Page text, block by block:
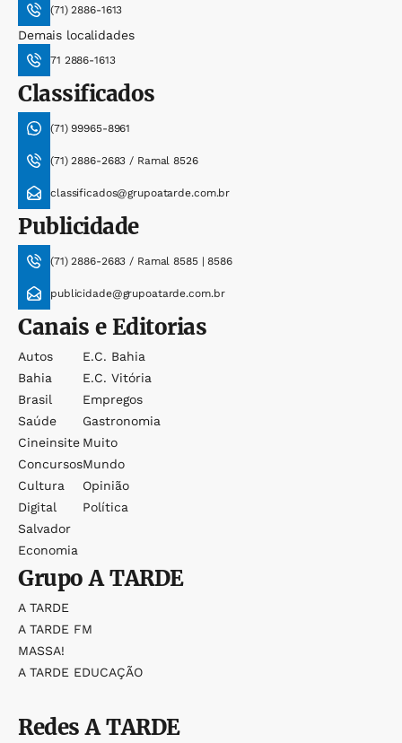
(71) 2886-1613
Demais localidades
71 2886-1613
Classificados
(71) 99965-8961
(71) 2886-2683 / Ramal 8526
classificados@grupoatarde.com.br
Publicidade
(71) 2886-2683 / Ramal 8585 | 8586
publicidade@grupoatarde.com.br
Canais e Editorias
Autos
Bahia
Brasil
Saúde
Cineinsite
Concursos
Cultura
Digital
Salvador
Economia
E.c. Bahia
E.c. Vitória
Empregos
Gastronomia
Muito
Mundo
Opinião
Política
GrupoA TARDE
A TARDE
A TARDE FM
MASSA!
A TARDE EDUCAÇÃO
RedesA TARDE